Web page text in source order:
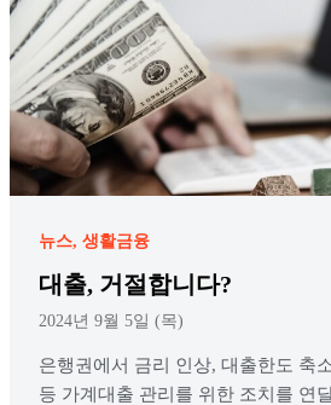
뉴스 생활금융
대출, 거절합니다?
2024년 9월 5일 (목)
은행권에서 금리 인상, 대출한도 축
등 가계대출 관리를 위한 조치를 연